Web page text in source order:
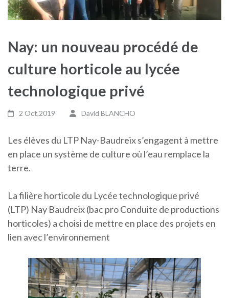
Nay: un nouveau procédé de
culture horticole au lycée
technologique privé
2 Oct,2019 David BLANCHO
Les élèves du LTP Nay-Baudreix s’engagent à mettre
en place un système de culture où l’eau remplace la
terre.
La filière horticole du Lycée technologique privé
(LTP) Nay Baudreix (bac pro Conduite de productions
horticoles) a choisi de mettre en place des projets en
lien avec l’environnement